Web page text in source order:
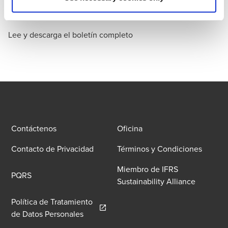
Lee y descarga el boletín completo
Contáctenos
Oficina
Contacto de Privacidad
Términos y Condiciones
PQRS
Miembro de IFRS
Sustainability Alliance
Política de Tratamiento
de Datos PersonalesOpens in a new window/tab